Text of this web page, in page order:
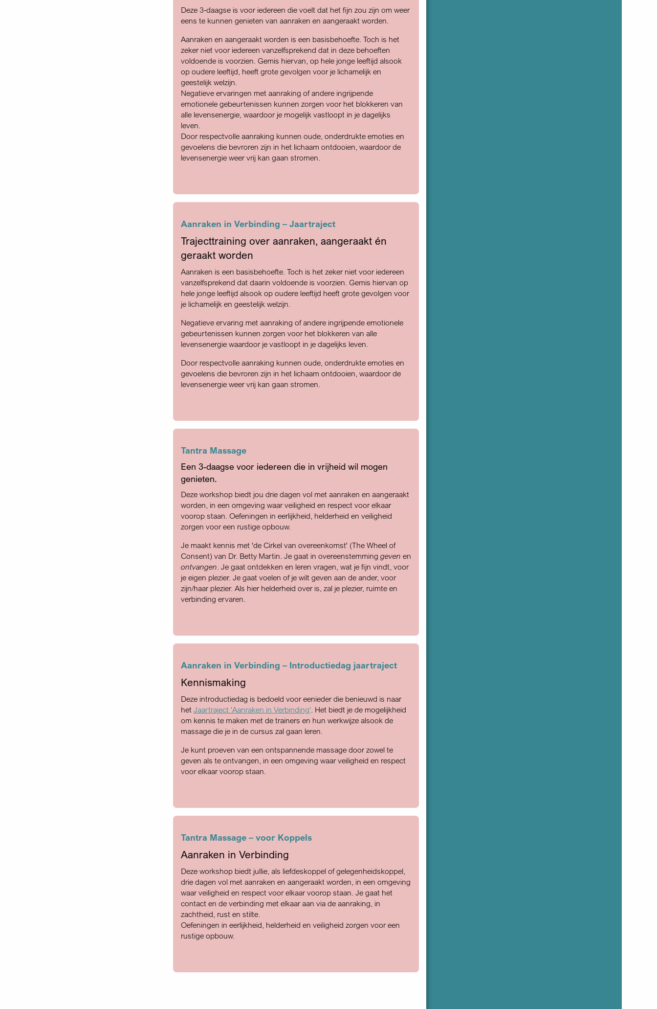
Deze 3-daagse is voor iedereen die voelt dat het fijn zou zijn om weer
eens te kunnen genieten van aanraken en aangeraakt worden.
Aanraken en aangeraakt worden is een basisbehoefte. Toch is het
zeker niet voor iedereen vanzelfsprekend dat in deze behoeften
voldoende is voorzien. Gemis hiervan, op hele jonge leeftijd alsook
op oudere leeftijd, heeft grote gevolgen voor je lichamelijk en
geestelijk welzijn.
Negatieve ervaringen met aanraking of andere ingrijpende
emotionele gebeurtenissen kunnen zorgen voor het blokkeren van
alle levensenergie, waardoor je mogelijk vastloopt in je dagelijks
leven.
Door respectvolle aanraking kunnen oude, onderdrukte emoties en
gevoelens die bevroren zijn in het lichaam ontdooien, waardoor de
levensenergie weer vrij kan gaan stromen.
Aanraken in Verbinding – Jaartraject
Trajecttraining over aanraken, aangeraakt én
geraakt worden
Aanraken is een basisbehoefte. Toch is het zeker niet voor iedereen
vanzelfsprekend dat daarin voldoende is voorzien. Gemis hiervan op
hele jonge leeftijd alsook op oudere leeftijd heeft grote gevolgen voor
je lichamelijk en geestelijk welzijn.
Negatieve ervaring met aanraking of andere ingrijpende emotionele
gebeurtenissen kunnen zorgen voor het blokkeren van alle
levensenergie waardoor je vastloopt in je dagelijks leven.
Door respectvolle aanraking kunnen oude, onderdrukte emoties en
gevoelens die bevroren zijn in het lichaam ontdooien, waardoor de
levensenergie weer vrij kan gaan stromen.
Tantra Massage
Een 3-daagse voor iedereen die in vrijheid wil mogen
genieten.
Deze workshop biedt jou drie dagen vol met aanraken en aangeraakt
worden, in een omgeving waar veiligheid en respect voor elkaar
voorop staan. Oefeningen in eerlijkheid, helderheid en veiligheid
zorgen voor een rustige opbouw.
Je maakt kennis met 'de Cirkel van overeenkomst' (The Wheel of
Consent) van Dr. Betty Martin. Je gaat in overeenstemming geven en
ontvangen. Je gaat ontdekken en leren vragen, wat je fijn vindt, voor
je eigen plezier. Je gaat voelen of je wilt geven aan de ander, voor
zijn/haar plezier. Als hier helderheid over is, zal je plezier, ruimte en
verbinding ervaren.
Aanraken in Verbinding – Introductiedag jaartraject
Kennismaking
Deze introductiedag is bedoeld voor eenieder die benieuwd is naar
het Jaartraject 'Aanraken in Verbinding'. Het biedt je de mogelijkheid
om kennis te maken met de trainers en hun werkwijze alsook de
massage die je in de cursus zal gaan leren.
Je kunt proeven van een ontspannende massage door zowel te
geven als te ontvangen, in een omgeving waar veiligheid en respect
voor elkaar voorop staan.
Tantra Massage – voor Koppels
Aanraken in Verbinding
Deze workshop biedt jullie, als liefdeskoppel of gelegenheidskoppel,
drie dagen vol met aanraken en aangeraakt worden, in een omgeving
waar veiligheid en respect voor elkaar voorop staan. Je gaat het
contact en de verbinding met elkaar aan via de aanraking, in
zachtheid, rust en stilte.
Oefeningen in eerlijkheid, helderheid en veiligheid zorgen voor een
rustige opbouw.